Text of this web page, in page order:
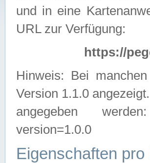
und in eine
URL zur Verfügung:
https://
Hinweis: Bei
Version 1.1.0
angegeben werden:
version=1.0.0
Eigenschaften